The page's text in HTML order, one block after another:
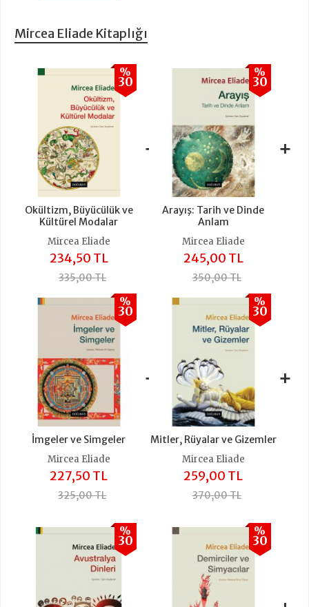
Mircea Eliade Kitaplığı
Okültizm, Büyücülük ve
Kültürel Modalar
%
30
Mircea Eliade
234,50 TL
335,00 TL
+
Arayış: Tarih ve Dinde
Anlam
%
30
Mircea Eliade
245,00 TL
350,00 TL
+
İmgeler ve Simgeler
%
30
Mircea Eliade
227,50 TL
325,00 TL
+
Mitler, Rüyalar ve Gizemler
%
30
Mircea Eliade
259,00 TL
370,00 TL
+
%
30
%
30